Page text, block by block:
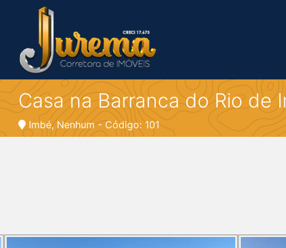
Casa na Barranca do Rio de
Imbé, Nenhum - Código: 101